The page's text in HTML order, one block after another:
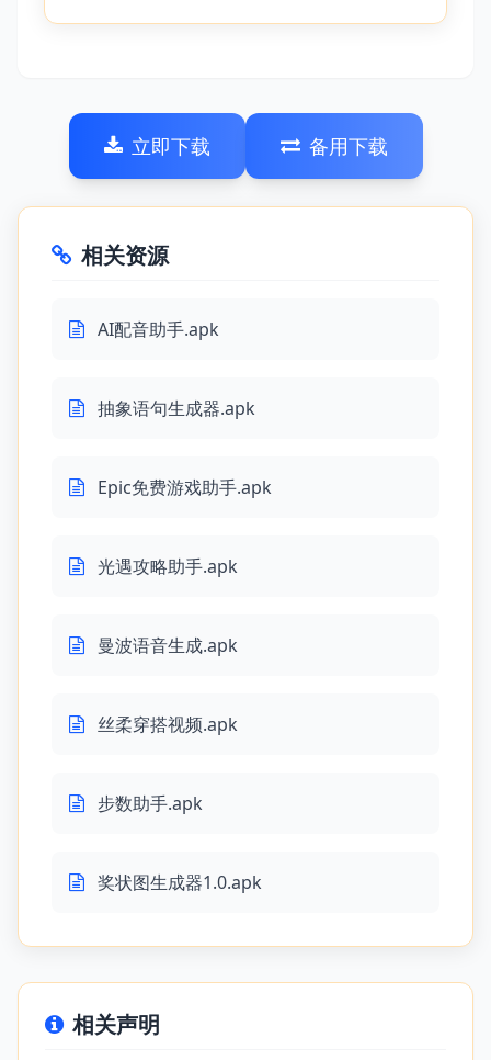
立即下载 备用下载
相关资源
AI配音助手.apk
抽象语句生成器.apk
Epic免费游戏助手.apk
光遇攻略助手.apk
曼波语音生成.apk
丝柔穿搭视频.apk
步数助手.apk
奖状图生成器1.0.apk
相关声明